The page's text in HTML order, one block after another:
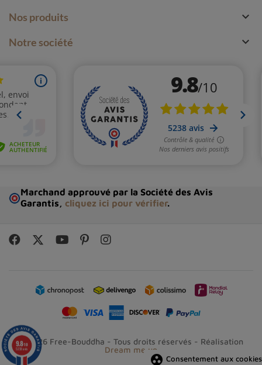
Nos produits 
Notre société 
Marchand approuvé par la Société des Avis
Garantis, cliquez ici pour vérifier.
© 2026 Free-Bouddha - Tous droits réservés - Réalisation
Dream me up
group_work Consentement aux cookies
9.8/10
5238 avis